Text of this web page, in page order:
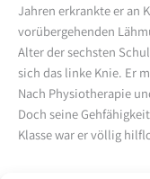
Jahren erkrankte er an
vorübergehenden
Alter der sechsten
sich das linke Knie. Er
Nach Physiotherapie
Doch seine
Klasse war er völlig